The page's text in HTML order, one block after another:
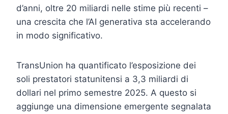
d’anni, oltre 20 miliardi nelle stime più recenti –
una crescita che l’AI generativa sta accelerando
in modo significativo.
TransUnion ha quantificato l’esposizione dei
soli prestatori statunitensi a 3,3 miliardi di
dollari nel primo semestre 2025. A questo si
aggiunge una dimensione emergente segnalata